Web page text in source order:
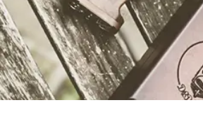
NOS HIGH END